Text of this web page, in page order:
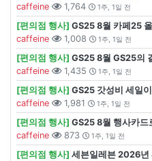
caffeine
1,764 1주, 1일 전
[편의점 행사] GS25 8월 카페25
caffeine
1,008 1주, 1일 전
[편의점 행사] GS25 8월 GS25의
caffeine
1,435 1주, 1일 전
[편의점 행사] GS25 갓성비 세일
caffeine
1,981 1주, 1일 전
[편의점 행사] GS25 8월 행사카드
caffeine
873 1주, 1일 전
[편의점 행사] 세븐일레븐 2026년